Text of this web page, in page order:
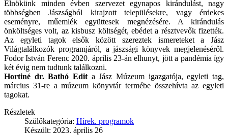
Elnökünk minden évben szervezet egynapos kirándulást, nagy
többségben Jászságból kirajzott településekre, vagy érdekes
eseményre, műemlék együttesek megnézésére. A kirándulás
önköltséges volt, az kisbusz költségét, ebédet a résztvevők fizették.
Az egyleti tagok elsők között szereztek ismereteket a Jász
Világtalálkozók programjáról, a jászsági könyvek megjelenéséről.
Fodor István Ferenc 2020. április 23-án elhunyt, jött a pandémia így
két évig nem tudtunk találkozni.
Hortiné dr. Bathó Edit a Jász Múzeum igazgatója, egyleti tag,
március 31-re a múzeum könyvtár termébe összehívta az egyleti
tagokat.
Részletek
Szülőkategória: Hírek. programok
Készült: 2023. április 26